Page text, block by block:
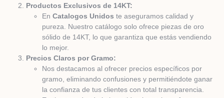
Productos Exclusivos de 14KT:
En Catalogos Unidos te aseguramos calidad y
pureza. Nuestro catálogo solo ofrece piezas de oro
sólido de 14KT, lo que garantiza que estás vendiendo
lo mejor.
Precios Claros por Gramo:
Nos destacamos al ofrecer precios específicos por
gramo, eliminando confusiones y permitiéndote ganar
la confianza de tus clientes con total transparencia.